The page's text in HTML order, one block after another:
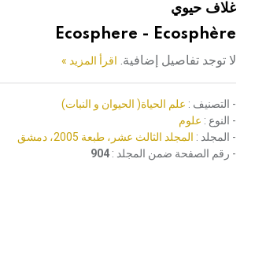
غلاف حيوي
Ecosphere - Ecosphère
لا توجد تفاصيل إضافية. اقرأ المزيد »
- التصنيف : علم الحياة( الحيوان و النبات)
- النوع : علوم
- المجلد : المجلد الثالث عشر، طبعة 2005، دمشق
- رقم الصفحة ضمن المجلد : 904